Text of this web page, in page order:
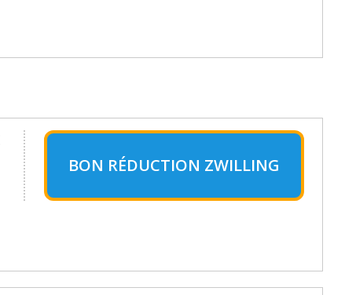
BON RÉDUCTION ZWILLING